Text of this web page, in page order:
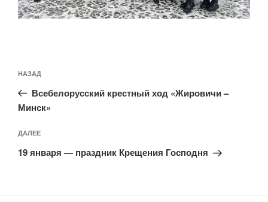
по
записям
Предыдущая
запись:
НАЗАД
Всебелорусский крестный ход «Жировичи –
Минск»
Следующая
запись
ДАЛЕЕ
19 января — праздник Крещения Господня